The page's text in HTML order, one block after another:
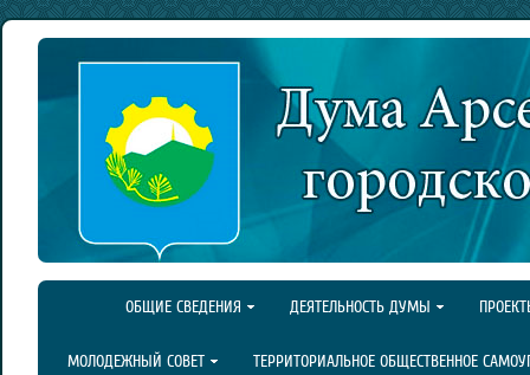
ОБЩИЕ СВЕДЕНИЯ ДЕЯТЕЛЬНОСТЬ ДУМЫ
МОЛОДЕЖНЫЙ СОВЕТ ТЕРРИТОРИАЛЬНОЕ ОБЩЕСТВЕННОЕ